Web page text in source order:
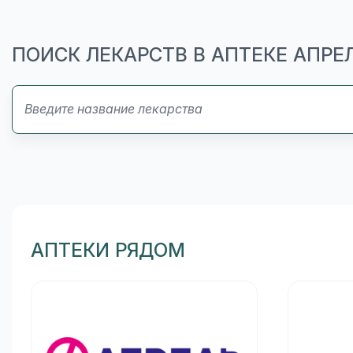
ПОИСК ЛЕКАРСТВ В АПТЕКЕ
АПТЕКИ РЯДОМ